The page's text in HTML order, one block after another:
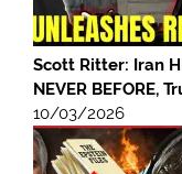
Scott Ritter: Iran
NEVER BEFORE,
10/03/2026